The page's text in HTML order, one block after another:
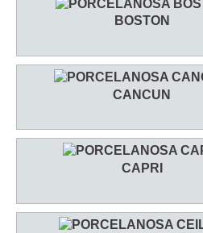
BOSTON
CANCUN
CAPRI